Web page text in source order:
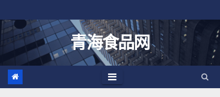
至
青海食品网